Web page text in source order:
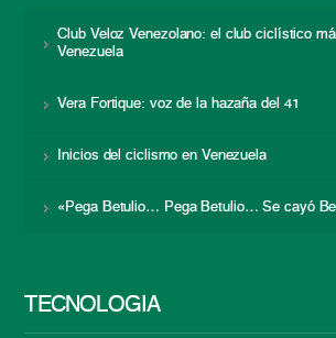
Club Veloz Venezolano: el club ciclístico
Venezuela
Vera Fortique: voz de la hazaña del 41
Inicios del ciclismo en Venezuela
«Pega Betulio… Pega Betulio… Se cayó
TECNOLOGÍA